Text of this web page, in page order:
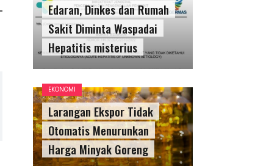
Edaran, Dinkes dan Rumah
Sakit Diminta Waspadai
Hepatitis misterius
EKONOMI
Larangan Ekspor Tidak
Otomatis Menurunkan
Harga Minyak Goreng